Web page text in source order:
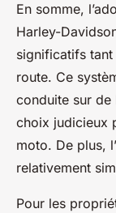
En somme,
Harley-
significatifs
route. Ce
conduite sur de
choix judicieux
moto. De plus,
relativement
Pour les